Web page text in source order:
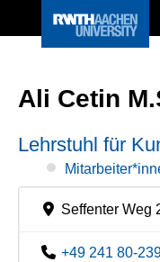
Ali Cetin
Lehrstuhl für
Seffenter Weg
+49 241 80-